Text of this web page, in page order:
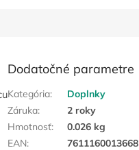
Dodatočné parametre
Kategória:
Doplnky
Záruka:
2 roky
Hmotnosť:
0.026 kg
EAN: 7611160013668